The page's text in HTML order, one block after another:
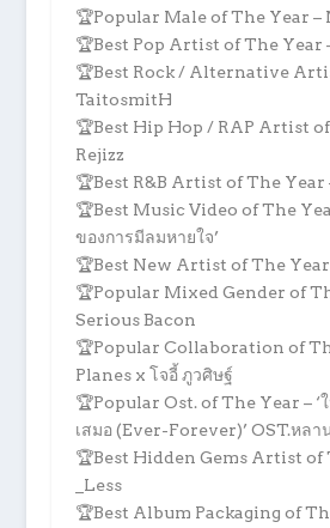
🏆Popular Male of The Year
🏆Best Pop Artist of The Year
🏆Best Rock / Alternative
TaitosmitH
🏆Best Hip Hop / RAP Artist
Rejizz
🏆Best R&B Artist of The Year
🏆Best Music Video of The
ของการมีลมหายใจ’
🏆Best New Artist of The Year
🏆Popular Mixed Gender of
Serious Bacon
🏆Popular Collaboration of
Planes x โจอี้ ภูวศิษฐ์
🏆Popular Ost. of The Year – ‘
เสมอ (Ever-Forever)’ OST.หลา
🏆Best Hidden Gems Artist of
_Less
🏆Best Album Packaging of